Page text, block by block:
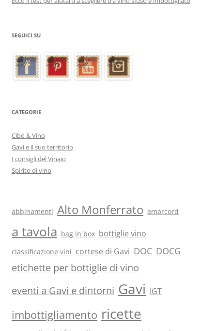
SEGUICI SU
CATEGORIE
Cibo & Vino
Gavi e il suo territorio
I consigli del Vinaio
Spirito di vino
abbinamenti Alto Monferrato amarcord
a tavola bag in box bottiglie vino
classificazione vini cortese di Gavi DOC DOCG
etichette per bottiglie di vino
eventi a Gavi e dintorni Gavi IGT
imbottigliamento ricette